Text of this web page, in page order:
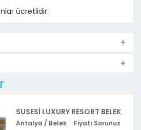
ücretlidir.
SUSESI LUXURY RESORT BELEK
Antalya / Belek Fiyatı Sorunuz